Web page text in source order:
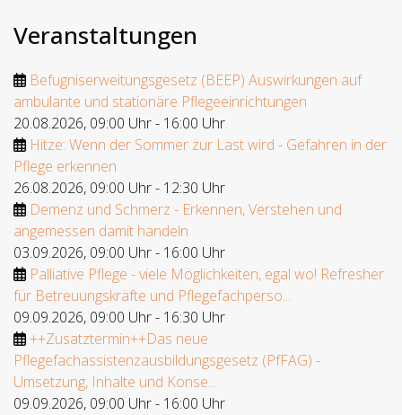
Veranstaltungen
Befugniserweitungsgesetz (BEEP) Auswirkungen auf
ambulante und stationäre Pflegeeinrichtungen
20.08.2026, 09:00 Uhr- 16:00 Uhr
Hitze: Wenn der Sommer zur Last wird - Gefahren in der
Pflege erkennen
26.08.2026, 09:00 Uhr- 12:30 Uhr
Demenz und Schmerz - Erkennen, Verstehen und
angemessen damit handeln
03.09.2026, 09:00 Uhr- 16:00 Uhr
Palliative Pflege - viele Möglichkeiten, egal wo! Refresher
für Betreuungskräfte und Pflegefachperso...
09.09.2026, 09:00 Uhr- 16:30 Uhr
++Zusatztermin++Das neue
Pflegefachassistenzausbildungsgesetz (PfFAG) -
Umsetzung, Inhalte und Konse...
09.09.2026, 09:00 Uhr- 16:00 Uhr